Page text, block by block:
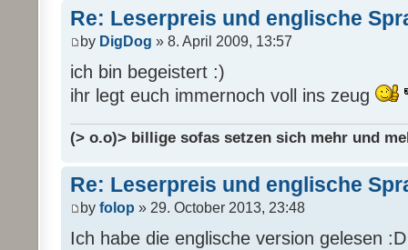
Re: Leserpreis und englische
by DigDog » 8. April 2009, 13:57
ich bin begeistert :)
ihr legt euch immernoch voll ins zeug
(> o.o)> billige sofas setzen sich mehr und
Re: Leserpreis und englische
by folop » 29. October 2013, 23:48
Ich habe die englische version gelesen